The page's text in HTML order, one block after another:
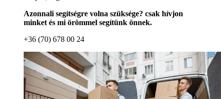
Azonnali segítségre volna szüksége? csak hívjon
minket és mi örömmel segítünk önnek.
+36 (70) 678 00 24